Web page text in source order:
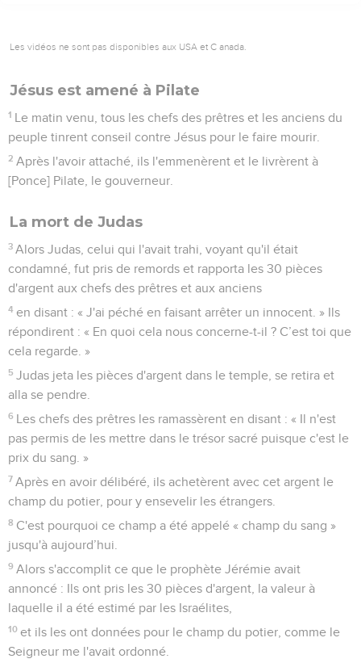
Les vidéos ne sont pas disponibles aux USA et C anada.
Jésus est amené à Pilate
1 Le matin venu, tous les chefs des prêtres et les anciens du
peuple tinrent conseil contre Jésus pour le faire mourir.
2 Après l'avoir attaché, ils l'emmenèrent et le livrèrent à
[Ponce] Pilate, le gouverneur.
La mort de Judas
3 Alors Judas, celui qui l'avait trahi, voyant qu'il était
condamné, fut pris de remords et rapporta les 30 pièces
d'argent aux chefs des prêtres et aux anciens
4 en disant : « J'ai péché en faisant arrêter un innocent. » Ils
répondirent : « En quoi cela nous concerne-t-il ? C’est toi que
cela regarde. »
5 Judas jeta les pièces d'argent dans le temple, se retira et
alla se pendre.
6 Les chefs des prêtres les ramassèrent en disant : « Il n'est
pas permis de les mettre dans le trésor sacré puisque c'est le
prix du sang. »
7 Après en avoir délibéré, ils achetèrent avec cet argent le
champ du potier, pour y ensevelir les étrangers.
8 C'est pourquoi ce champ a été appelé « champ du sang »
jusqu'à aujourd’hui.
9 Alors s'accomplit ce que le prophète Jérémie avait
annoncé : Ils ont pris les 30 pièces d'argent, la valeur à
laquelle il a été estimé par les Israélites,
10 et ils les ont données pour le champ du potier, comme le
Seigneur me l'avait ordonné.